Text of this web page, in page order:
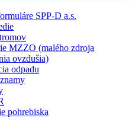
SPP-D a.s.
MZZO (malého zdroja
ovzdušia)
odpadu
pohrebiska